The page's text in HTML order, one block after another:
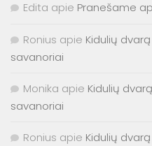
Edita apie Pranešame
Ronius apie Kidulių
savanoriai
Monika apie Kidulių
savanoriai
Ronius apie Kidulių